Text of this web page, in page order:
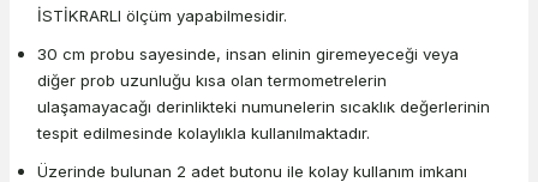
İSTİKRARLI ölçüm yapabilmesidir.
30 cm probu sayesinde, insan elinin giremeyeceği veya
diğer prob uzunluğu kısa olan termometrelerin
ulaşamayacağı derinlikteki numunelerin sıcaklık değerlerinin
tespit edilmesinde kolaylıkla kullanılmaktadır.
Üzerinde bulunan 2 adet butonu ile kolay kullanım imkanı